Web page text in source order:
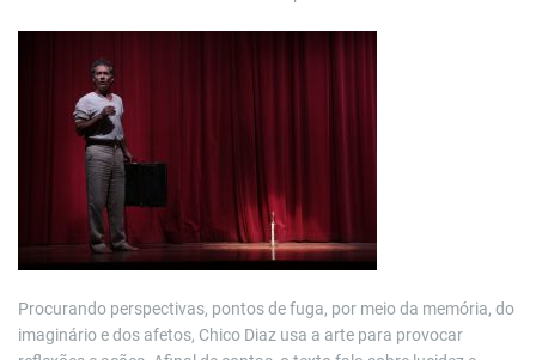
Procurando perspectivas, pontos de fuga, por meio da memória, do
imaginário e dos afetos, Chico Diaz usa a arte para provocar